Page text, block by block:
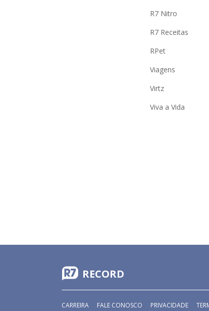
R7 Nitro
R7 Receitas
RPet
Viagens
Virtz
Viva a Vida
RECORD
CARREIRA FALE CONOSCO PRIVACIDADE